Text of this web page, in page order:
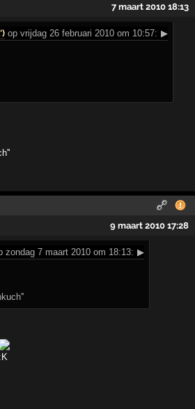
7 maart 2010 18:13
op vrijdag 26 februari 2010 om 10:57: ▶
9 maart 2010 17:28
zondag 7 maart 2010 om 18:13: ▶